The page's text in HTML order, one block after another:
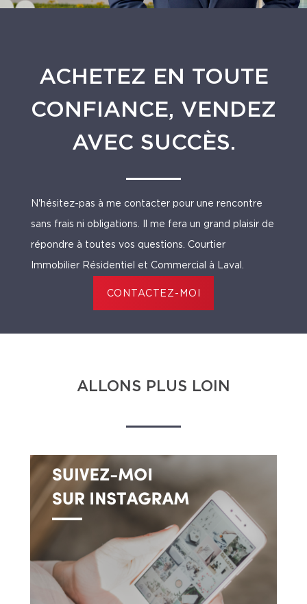
ACHETEZ EN TOUTE
CONFIANCE, VENDEZ
AVEC SUCCÈS.
N'hésitez-pas à me contacter pour une rencontre
sans frais ni obligations. Il me fera un grand plaisir de
répondre à toutes vos questions. Courtier
Immobilier Résidentiel et Commercial à Laval.
CONTACTEZ-MOI
ALLONS PLUS LOIN